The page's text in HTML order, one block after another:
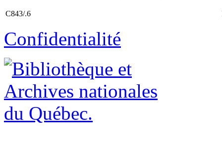
C843/.6
Confidentialité